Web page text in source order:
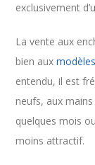
exclusivement
La vente aux
bien aux
entendu, il est
neufs, aux
quelques mois
moins attractif.